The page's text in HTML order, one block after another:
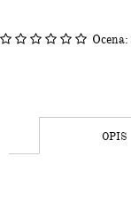
Ocena:
OPIS